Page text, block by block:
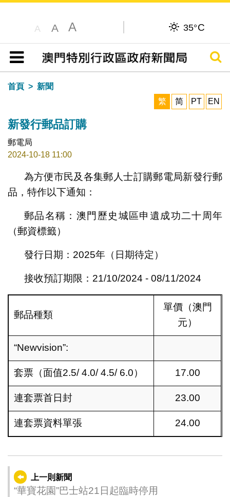
A A A 35°C
目錄
搜尋
首頁
新聞
繁
简 PT EN
新發行郵品訂購
郵電局
2024-10-18 11:00
為方便市民及各集郵人士訂購郵電局新發行郵
品，特作以下通知：
郵品名稱：澳門歷史城區申遺成功二十周年
（郵資標籤）
發行日期：2025年（日期待定）
接收預訂期限：21/10/2024 - 08/11/2024
郵品種類
單價（澳門
元）
“Newvision”:
套票（面值2.5/ 4.0/ 4.5/ 6.0） 17.00
連套票首日封 23.00
連套票資料單張 24.00
上一則新聞
“華寶花園”巴士站21日起臨時停用